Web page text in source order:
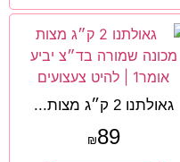
גאולתנו 2 ק״ג מצות...
₪89